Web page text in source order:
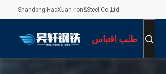
Shandong HaoXuan Iron&Steel Co.,Ltd
طلب اقتباس